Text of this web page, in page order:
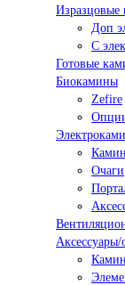
Изразцовые
Доп
С
Готовые
Биокамины
Zefire
Очаги